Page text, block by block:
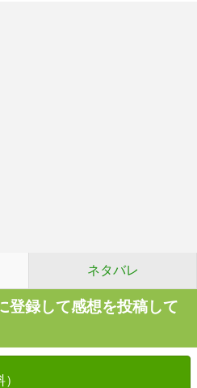
ネタバレ
登録して感想を投稿して